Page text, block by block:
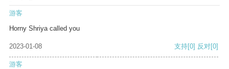
游客
Horny Shriya called you
2023-01-08 支持[0] 反对[0]
游客